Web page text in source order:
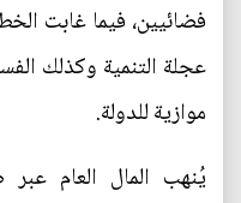
فضائيين، فيما غابت
عجلة التنمية وكذلك
موازية للدولة.
يُنهب المال العام